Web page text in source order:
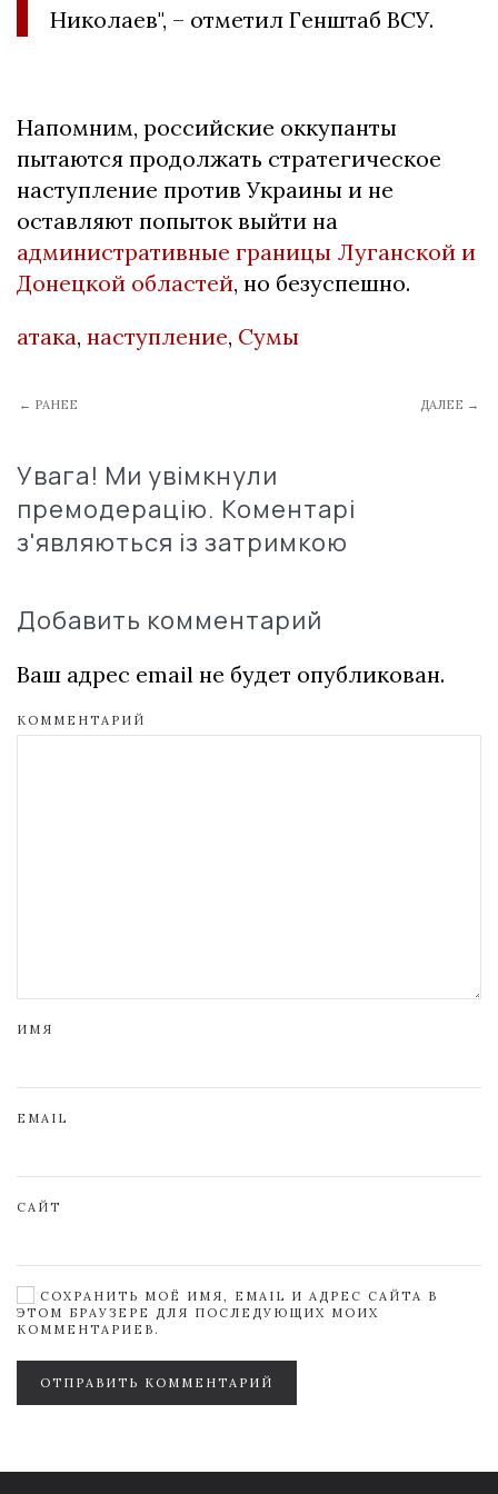
Николаев", – отметил Генштаб ВСУ.
Напомним, российские оккупанты
пытаются продолжать стратегическое
наступление против Украины и не
оставляют попыток выйти на
административные границы Луганской и
Донецкой областей, но безуспешно.
атака, наступление, Сумы
← РАНЕЕ ДАЛЕЕ →
Увага! Ми увімкнули
премодерацію. Коментарі
з'являються із затримкою
Добавить комментарий
Ваш адрес email не будет опубликован.
КОММЕНТАРИЙ
ИМЯ
EMAIL
САЙТ
СОХРАНИТЬ МОЁ ИМЯ, EMAIL И АДРЕС САЙТА В
ЭТОМ БРАУЗЕРЕ ДЛЯ ПОСЛЕДУЮЩИХ МОИХ
КОММЕНТАРИЕВ.
ОТПРАВИТЬ КОММЕНТАРИЙ